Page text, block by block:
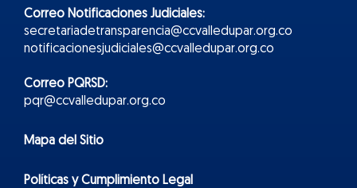
Correo Notificaciones Judiciales:
secretariadetransparencia@ccvalledupar.org.co
notificacionesjudiciales@ccvalledupar.org.co
Correo PQRSD:
pqr@ccvalledupar.org.co
Mapa del Sitio
Políticas y Cumplimiento Legal